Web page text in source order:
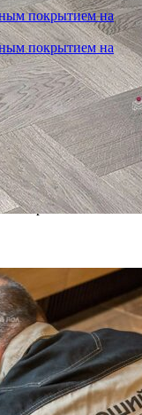
покрытием на